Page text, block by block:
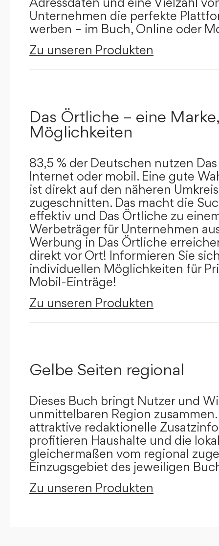
Unternehmen die perfekte
werben – im Buch, Online oder
Zu unseren Produkten
Das Örtliche – eine
Möglichkeiten
83,5 % der Deutschen nutzen
Internet oder mobil. Eine gute
ist direkt auf den näheren
zugeschnitten. Das macht die
effektiv und Das Örtliche zu
Werbeträger für Unternehmen
Werbung in Das Örtliche
direkt vor Ort! Informieren Sie
individuellen Möglichkeiten für
Mobil-Einträge!
Zu unseren Produkten
Gelbe Seiten regional
Dieses Buch bringt Nutzer und
unmittelbaren Region
attraktive redaktionelle
profitieren Haushalte und die
gleichermaßen vom regional
Einzugsgebiet des jeweiligen
Zu unseren Produkten